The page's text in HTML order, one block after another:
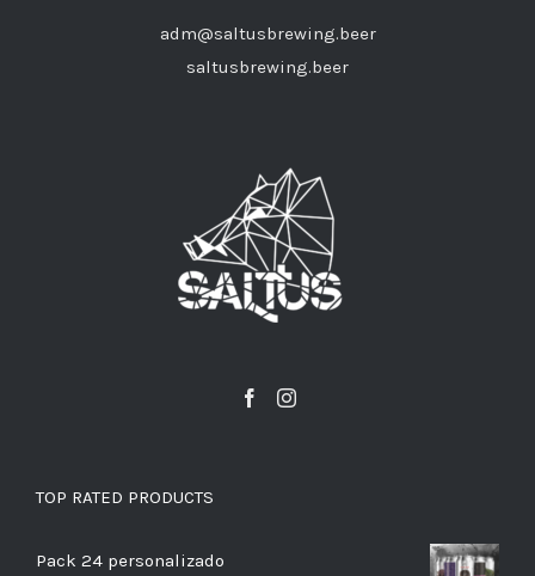
adm@saltusbrewing.beer
saltusbrewing.beer
TOP RATED PRODUCTS
Pack 24 personalizado